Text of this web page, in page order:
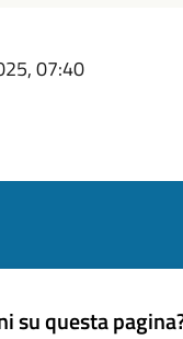
07:40
su questa